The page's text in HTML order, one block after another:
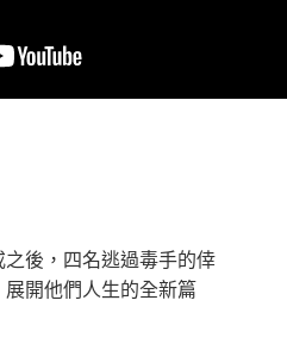
後，四名逃過毒手的倖
開他們人生的全新篇